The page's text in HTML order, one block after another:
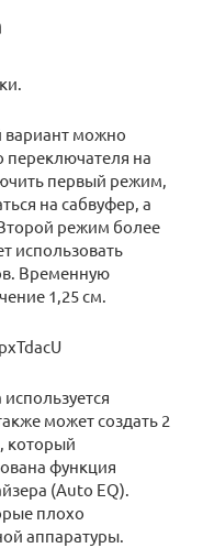
вариант можно
на
первый режим,
на сабвуфер, а
режим более
использовать
Временную
1,25 см.
может создать 2
который
функция
(Auto EQ).
плохо
аппаратуры.